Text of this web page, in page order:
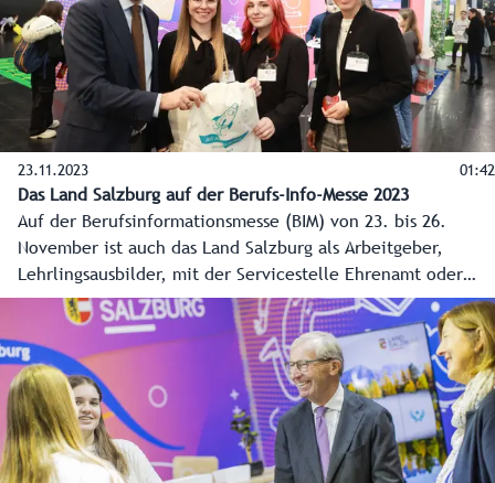
und „Jagd und Fischerei“ in Salzburg gehalten werden.
23.11.2023 01:42
Das Land Salzburg auf der Berufs-Info-Messe 2023
Auf der Berufsinformationsmesse (BIM) von 23. bis 26.
November ist auch das Land Salzburg als Arbeitgeber,
Lehrlingsausbilder, mit der Servicestelle Ehrenamt oder
den landwirtschaftlichen Fachschulen vertreten.